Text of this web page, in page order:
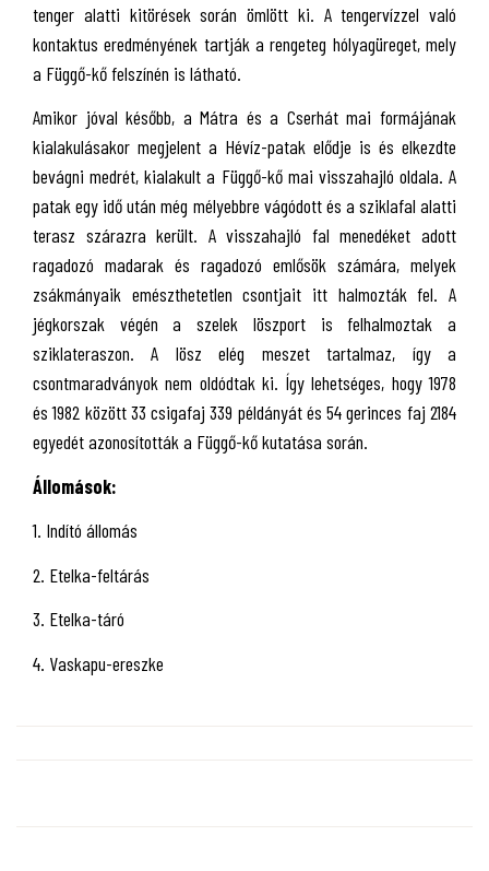
tenger alatti kitörések során ömlött ki. A tengervízzel való
kontaktus eredményének tartják a rengeteg hólyagüreget, mely
a Függő-kő felszínén is látható.
Amikor jóval később, a Mátra és a Cserhát mai formájának
kialakulásakor megjelent a Hévíz-patak elődje is és elkezdte
bevágni medrét, kialakult a Függő-kő mai visszahajló oldala. A
patak egy idő után még mélyebbre vágódott és a sziklafal alatti
terasz szárazra került. A visszahajló fal menedéket adott
ragadozó madarak és ragadozó emlősök számára, melyek
zsákmányaik emészthetetlen csontjait itt halmozták fel. A
jégkorszak végén a szelek löszport is felhalmoztak a
sziklateraszon. A lösz elég meszet tartalmaz, így a
csontmaradványok nem oldódtak ki. Így lehetséges, hogy 1978
és 1982 között 33 csigafaj 339 példányát és 54 gerinces faj 2184
egyedét azonosították a Függő-kő kutatása során.
Állomások:
1. Indító állomás
2. Etelka-feltárás
3. Etelka-táró
4. Vaskapu-ereszke